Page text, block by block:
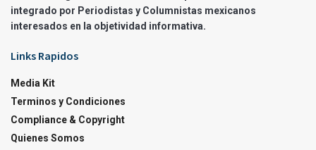
integrado por Periodistas y Columnistas mexicanos
interesados en la objetividad informativa.
Links Rapidos
Media Kit
Terminos y Condiciones
Compliance & Copyright
Quienes Somos